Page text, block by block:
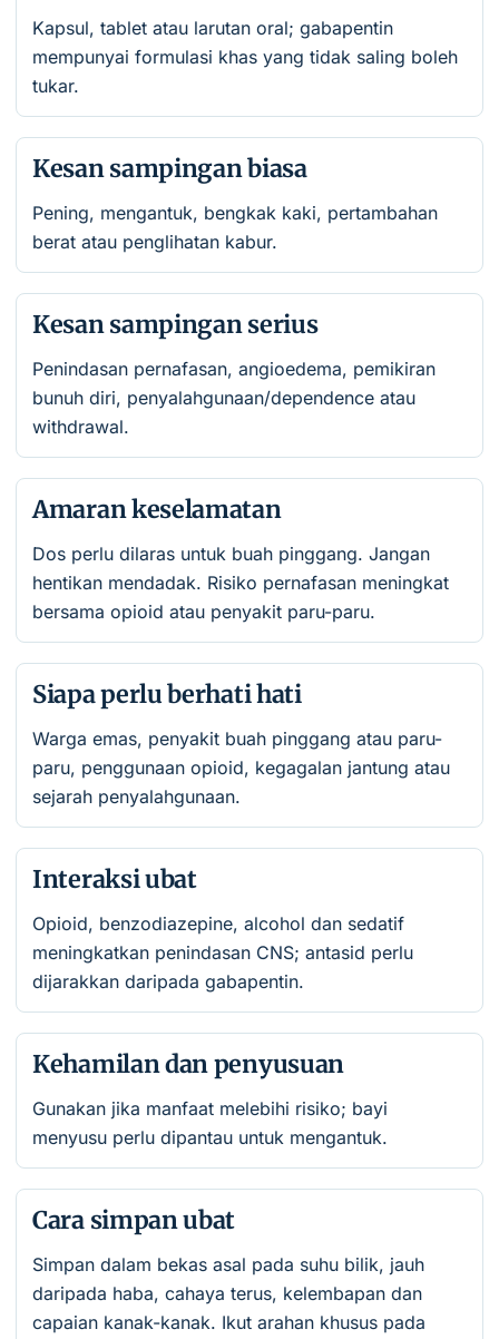
Kapsul, tablet atau larutan oral; gabapentin
mempunyai formulasi khas yang tidak saling boleh
tukar.
Kesan sampingan biasa
Pening, mengantuk, bengkak kaki, pertambahan
berat atau penglihatan kabur.
Kesan sampingan serius
Penindasan pernafasan, angioedema, pemikiran
bunuh diri, penyalahgunaan/dependence atau
withdrawal.
Amaran keselamatan
Dos perlu dilaras untuk buah pinggang. Jangan
hentikan mendadak. Risiko pernafasan meningkat
bersama opioid atau penyakit paru-paru.
Siapa perlu berhati hati
Warga emas, penyakit buah pinggang atau paru-
paru, penggunaan opioid, kegagalan jantung atau
sejarah penyalahgunaan.
Interaksi ubat
Opioid, benzodiazepine, alcohol dan sedatif
meningkatkan penindasan CNS; antasid perlu
dijarakkan daripada gabapentin.
Kehamilan dan penyusuan
Gunakan jika manfaat melebihi risiko; bayi
menyusu perlu dipantau untuk mengantuk.
Cara simpan ubat
Simpan dalam bekas asal pada suhu bilik, jauh
daripada haba, cahaya terus, kelembapan dan
capaian kanak-kanak. Ikut arahan khusus pada